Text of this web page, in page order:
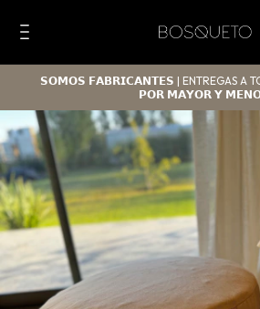
𝗦𝗢𝗠𝗢𝗦 𝗙𝗔𝗕𝗥𝗜𝗖𝗔𝗡𝗧𝗘𝗦 | ENTREGAS A
𝗣𝗢𝗥 𝗠𝗔𝗬𝗢𝗥 𝗬